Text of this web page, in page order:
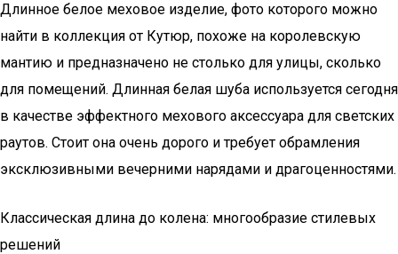
Длинное белое меховое изделие, фото которого можно
найти в коллекция от Кутюр, похоже на королевскую
мантию и предназначено не столько для улицы, сколько
для помещений. Длинная белая шуба используется сегодня
в качестве эффектного мехового аксессуара для светских
раутов. Стоит она очень дорого и требует обрамления
эксклюзивными вечерними нарядами и драгоценностями.
Классическая длина до колена: многообразие стилевых
решений